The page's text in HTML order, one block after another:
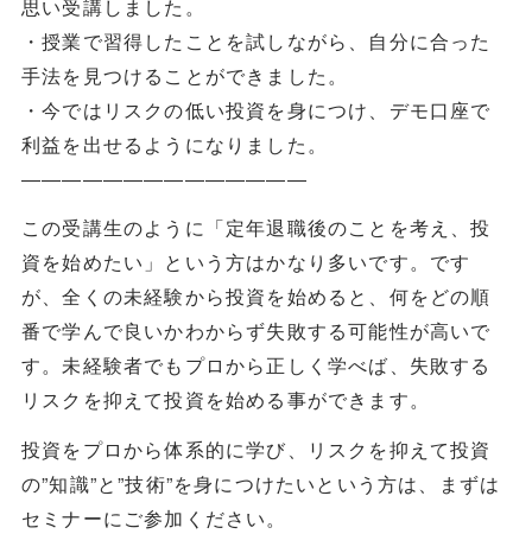
・授業で習得したことを試しながら、自分に合った
手法を見つけることができました。
・今ではリスクの低い投資を身につけ、デモ口座で
利益を出せるようになりました。
――――――――――――――
この受講生のように「定年退職後のことを考え、投
資を始めたい」という方はかなり多いです。です
が、全くの未経験から投資を始めると、何をどの順
番で学んで良いかわからず失敗する可能性が高いで
す。未経験者でもプロから正しく学べば、失敗する
リスクを抑えて投資を始める事ができます。
投資をプロから体系的に学び、リスクを抑えて投資
の”知識”と”技術”を身につけたいという方は、まずは
セミナーにご参加ください。